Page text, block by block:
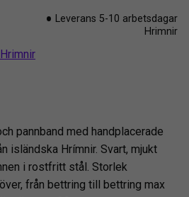
Leverans 5-10 arbetsdagar
Hrimnir
pannband med handplacerade
isländska Hrímnir. Svart, mjukt
i rostfritt stål. Storlek
från bettring till bettring max